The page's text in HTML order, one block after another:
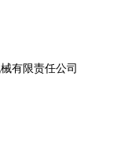
有限责任公司